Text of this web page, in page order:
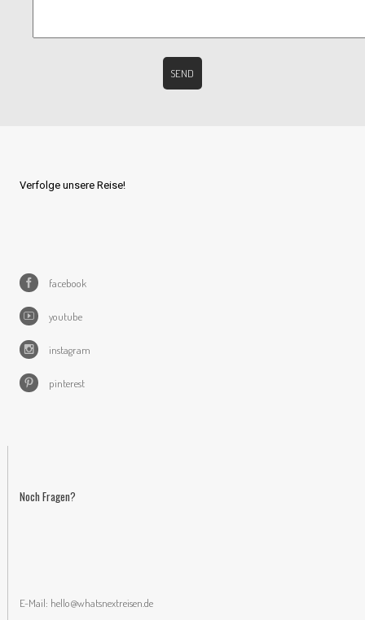
Verfolge unsere Reise!
facebook
youtube
instagram
pinterest
Noch Fragen?
E-Mail: hello@whatsnextreisen.de